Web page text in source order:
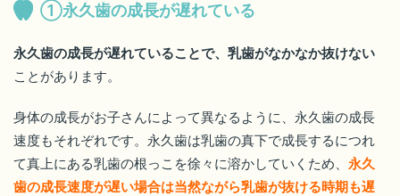
①永久歯の成長が遅れている
永久歯の成長が遅れていることで、乳歯がなかなか抜けない
ことがあります。
身体の成長がお子さんによって異なるように、永久歯の成長
速度もそれぞれです。永久歯は乳歯の真下で成長するにつれ
て真上にある乳歯の根っこを徐々に溶かしていくため、 永久
歯の成長速度が遅い場合は当然ながら乳歯が抜ける時期も遅